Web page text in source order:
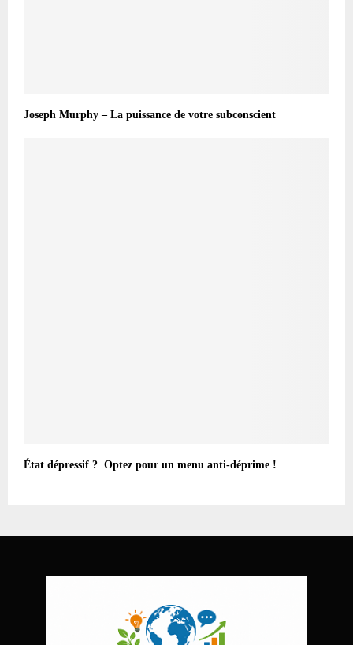
Joseph Murphy – La puissance de votre subconscient
État dépressif ? Optez pour un menu anti-déprime !